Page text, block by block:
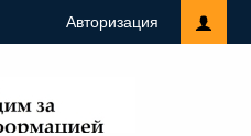
Авторизация